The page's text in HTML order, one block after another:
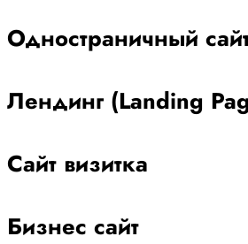
Одностраничный
Лендинг (Landing
Сайт визитка
Бизнес сайт